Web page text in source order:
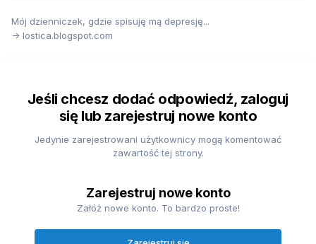
Mój dzienniczek, gdzie spisuję mą depresję...
-> lostica.blogspot.com
Jeśli chcesz dodać odpowiedź, zaloguj
się lub zarejestruj nowe konto
Jedynie zarejestrowani użytkownicy mogą komentować
zawartość tej strony.
Zarejestruj nowe konto
Załóż nowe konto. To bardzo proste!